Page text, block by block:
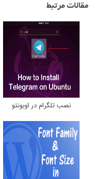
مقالات مرتبط
نصب تلگرام در اوبونتو